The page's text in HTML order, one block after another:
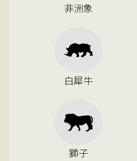
非洲象
白犀牛
獅子